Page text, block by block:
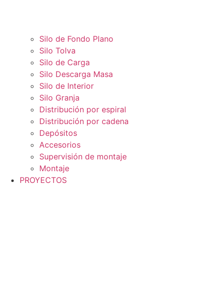
Silo de Fondo Plano
Silo Tolva
Silo de Carga
Silo Descarga Masa
Silo de Interior
Silo Granja
Distribución por espiral
Distribución por cadena
Depósitos
Accesorios
Supervisión de montaje
Montaje
PROYECTOS